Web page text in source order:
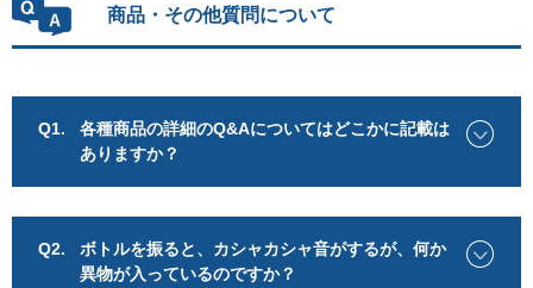
商品・その他質問について
Q1.
各種商品の詳細のQ&Aについてはどこかに記載は
ありますか？
Q2.
ボトルを振ると、カシャカシャ音がするが、何か
異物が入っているのですか？